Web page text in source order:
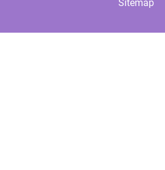
Sitemap